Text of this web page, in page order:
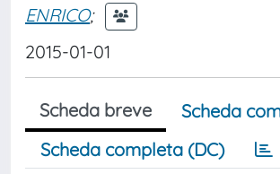
ENRICO;
2015-01-01
Scheda breve
Scheda
Scheda completa (DC)